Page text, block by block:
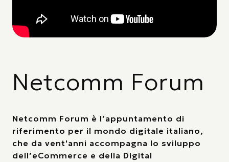
Netcomm Forum
Netcomm Forum è l’appuntamento di
riferimento per il mondo digitale italiano,
che da vent'anni accompagna lo sviluppo
dell’eCommerce e della Digital